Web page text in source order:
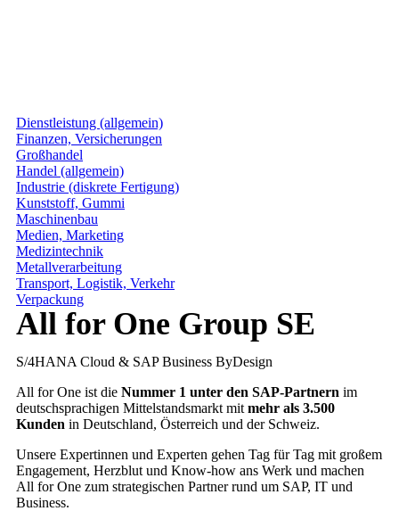
Dienstleistung (allgemein)
Finanzen, Versicherungen
Großhandel
Handel (allgemein)
Industrie (diskrete Fertigung)
Kunststoff, Gummi
Maschinenbau
Medien, Marketing
Medizintechnik
Metallverarbeitung
Transport, Logistik, Verkehr
Verpackung
All for One Group SE
S/4HANA Cloud & SAP Business ByDesign
All for One ist die Nummer 1 unter den SAP-Partnern im
deutschsprachigen Mittelstandsmarkt mit mehr als 3.500
Kunden in Deutschland, Österreich und der Schweiz.
Unsere Expertinnen und Experten gehen Tag für Tag mit großem
Engagement, Herzblut und Know-how ans Werk und machen
All for One zum strategischen Partner rund um SAP, IT und
Business.